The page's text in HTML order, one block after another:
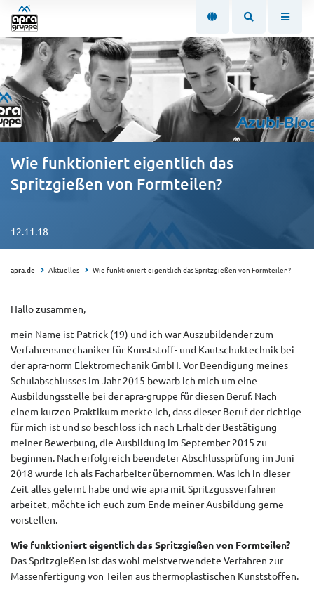
Wie funktioniert eigentlich das
Spritzgießen von Formteilen?
12.11.18
apra.de Aktuelles Wie funktioniert eigentlich das Spritzgießen von Formteilen?
Hallo zusammen,
mein Name ist Patrick (19) und ich war Auszubildender zum
Verfahrensmechaniker für Kunststoff- und Kautschuktechnik bei
der apra-norm Elektromechanik GmbH. Vor Beendigung meines
Schulabschlusses im Jahr 2015 bewarb ich mich um eine
Ausbildungsstelle bei der apra-gruppe für diesen Beruf. Nach
einem kurzen Praktikum merkte ich, dass dieser Beruf der richtige
für mich ist und so beschloss ich nach Erhalt der Bestätigung
meiner Bewerbung, die Ausbildung im September 2015 zu
beginnen. Nach erfolgreich beendeter Abschlussprüfung im Juni
2018 wurde ich als Facharbeiter übernommen. Was ich in dieser
Zeit alles gelernt habe und wie apra mit Spritzgussverfahren
arbeitet, möchte ich euch zum Ende meiner Ausbildung gerne
vorstellen.
Wie funktioniert eigentlich das Spritzgießen von Formteilen?
Das Spritzgießen ist das wohl meistverwendete Verfahren zur
Massenfertigung von Teilen aus thermoplastischen Kunststoffen.